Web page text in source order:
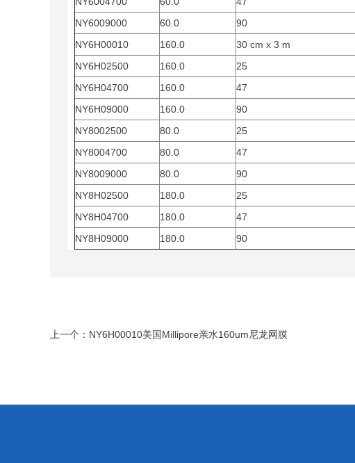
NY6009000
60.0 90
NY6H00010
160.0 30 cm x 3 m
NY6H02500
160.0 25
NY6H04700
160.0 47
NY6H09000
160.0 90
NY8002500
80.0 25
NY8004700
80.0 47
NY8009000
80.0 90
NY8H02500
180.0 25
NY8H04700
180.0 47
NY8H09000
180.0 90
上一个： NY6H00010美国Millipore亲水160um尼龙网膜